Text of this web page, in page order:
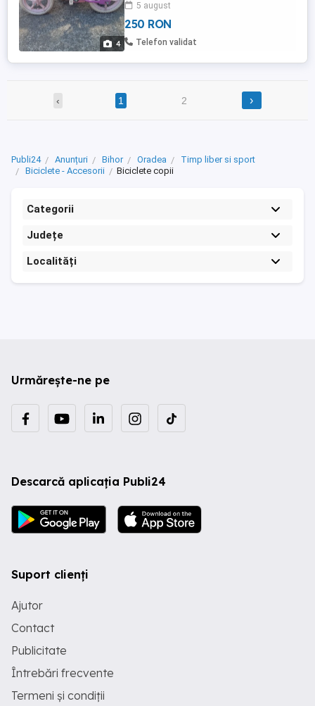
4
5 august
250 RON
Telefon validat
‹ 1 2 ›
Publi24 Anunțuri Bihor Oradea
Timp liber si sport
Biciclete - Accesorii
Biciclete copii
Categorii
Județe
Localități
Urmărește-ne pe
Descarcă aplicația Publi24
Suport clienți
Ajutor
Contact
Publicitate
Întrebări frecvente
Termeni și condiții